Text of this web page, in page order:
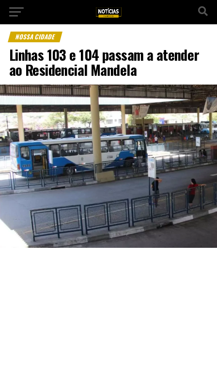
NOSSA CIDADE
Linhas 103 e 104 passam a atender
ao Residencial Mandela